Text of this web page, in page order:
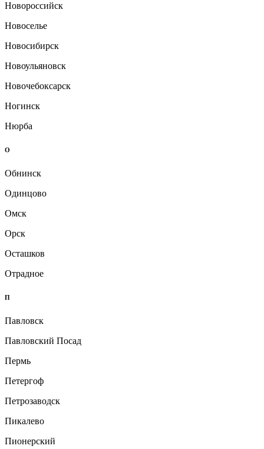
Новороссийск
Новоселье
Новосибирск
Новоульяновск
Новочебоксарск
Ногинск
Нюрба
О
Обнинск
Одинцово
Омск
Орск
Осташков
Отрадное
П
Павловск
Павловский Посад
Пермь
Петергоф
Петрозаводск
Пикалево
Пионерский